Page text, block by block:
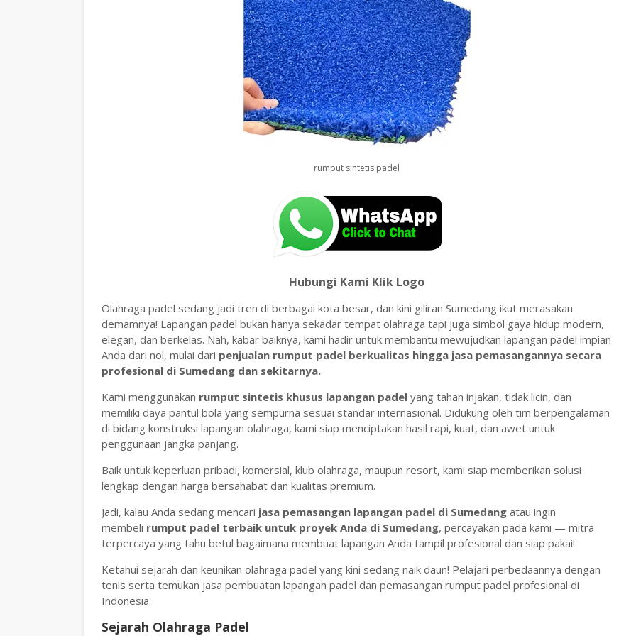
rumput sintetis padel
Hubungi Kami Klik Logo
Olahraga padel sedang jadi tren di berbagai kota besar, dan kini giliran Sumedang ikut merasakan
demamnya! Lapangan padel bukan hanya sekadar tempat olahraga tapi juga simbol gaya hidup modern,
elegan, dan berkelas. Nah, kabar baiknya, kami hadir untuk membantu mewujudkan lapangan padel impian
Anda dari nol, mulai dari penjualan rumput padel berkualitas hingga jasa pemasangannya secara
profesional di Sumedang dan sekitarnya.
Kami menggunakan rumput sintetis khusus lapangan padel yang tahan injakan, tidak licin, dan
memiliki daya pantul bola yang sempurna sesuai standar internasional. Didukung oleh tim berpengalaman
di bidang konstruksi lapangan olahraga, kami siap menciptakan hasil rapi, kuat, dan awet untuk
penggunaan jangka panjang.
Baik untuk keperluan pribadi, komersial, klub olahraga, maupun resort, kami siap memberikan solusi
lengkap dengan harga bersahabat dan kualitas premium.
Jadi, kalau Anda sedang mencari jasa pemasangan lapangan padel di Sumedang atau ingin
membeli rumput padel terbaik untuk proyek Anda di Sumedang, percayakan pada kami — mitra
terpercaya yang tahu betul bagaimana membuat lapangan Anda tampil profesional dan siap pakai!
Ketahui sejarah dan keunikan olahraga padel yang kini sedang naik daun! Pelajari perbedaannya dengan
tenis serta temukan jasa pembuatan lapangan padel dan pemasangan rumput padel profesional di
Indonesia.
Sejarah Olahraga Padel